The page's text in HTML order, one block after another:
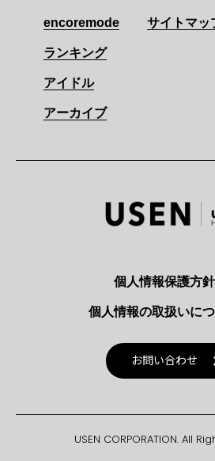
encoremode
ランキング
アイドル
アーカイブ
サイトマッ
個人情報保護方針
個人情報の取扱いに
お問い合わせ
USEN CORPORATION. All